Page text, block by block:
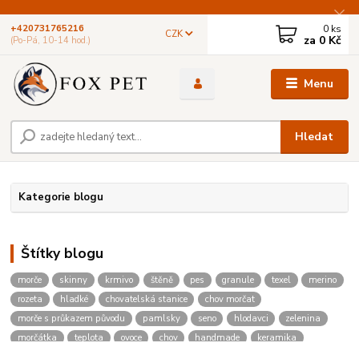
Menu
CZK
Hledat
+420731765216
(Po-Pá, 10-14 hod.)
0 ks
za 0 Kč
Kategorie blogu
Štítky blogu
morče skinny krmivo štěně pes granule texel
merino
rozeta
hladké chovatelská stanice
chov morčat
morče s průkazem původu
pamlsky seno hlodavci
zelenina
morčátka
teplota ovoce chov handmade
keramika